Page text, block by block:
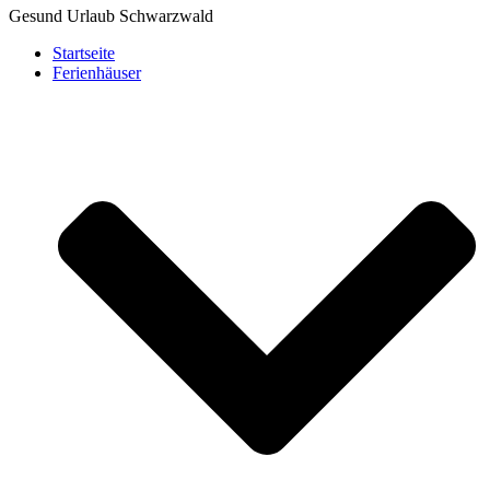
Gesund Urlaub Schwarzwald
Startseite
Ferienhäuser